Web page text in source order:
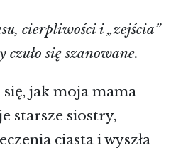
cierpliwości i „zejścia”
czuło się szanowane.
jak moja mama
starsze siostry,
ciasta i wyszła